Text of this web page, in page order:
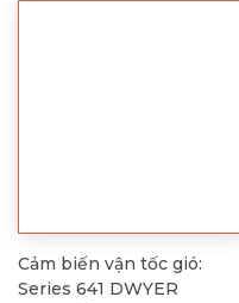
Cảm biến vận tốc gió:
Series 641 DWYER